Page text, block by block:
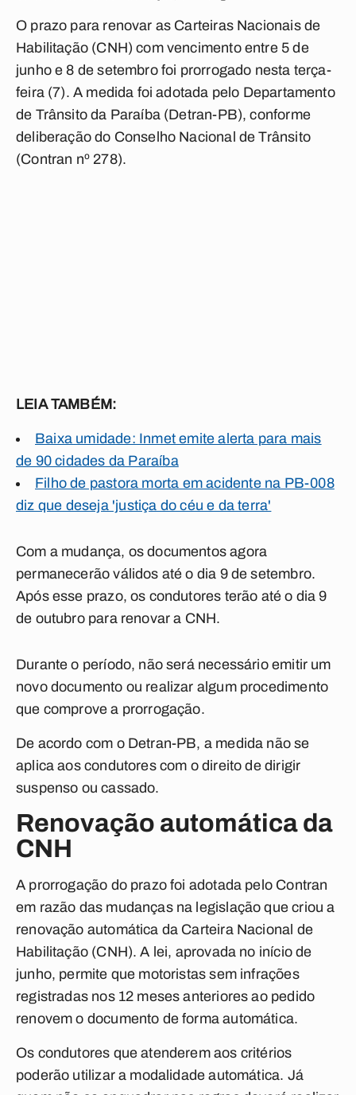
O prazo para renovar as Carteiras Nacionais de
Habilitação (CNH) com vencimento entre 5 de
junho e 8 de setembro foi prorrogado nesta terça-
feira (7). A medida foi adotada pelo Departamento
de Trânsito da Paraíba (Detran-PB), conforme
deliberação do Conselho Nacional de Trânsito
(Contran nº 278).
LEIA TAMBÉM:
Baixa umidade: Inmet emite alerta para mais
de 90 cidades da Paraíba
Filho de pastora morta em acidente na PB-008
diz que deseja 'justiça do céu e da terra'
Com a mudança, os documentos agora
permanecerão válidos até o dia 9 de setembro.
Após esse prazo, os condutores terão até o dia 9
de outubro para renovar a CNH.
Durante o período, não será necessário emitir um
novo documento ou realizar algum procedimento
que comprove a prorrogação.
De acordo com o Detran-PB, a medida não se
aplica aos condutores com o direito de dirigir
suspenso ou cassado.
Renovação automática da
CNH
A prorrogação do prazo foi adotada pelo Contran
em razão das mudanças na legislação que criou a
renovação automática da Carteira Nacional de
Habilitação (CNH). A lei, aprovada no início de
junho, permite que motoristas sem infrações
registradas nos 12 meses anteriores ao pedido
renovem o documento de forma automática.
Os condutores que atenderem aos critérios
poderão utilizar a modalidade automática. Já